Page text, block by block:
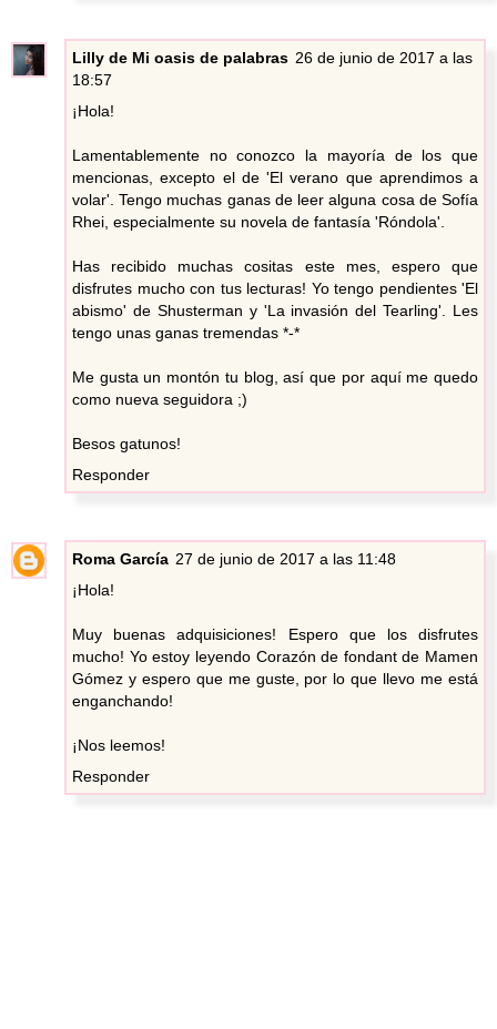
Lilly de Mi oasis de palabras 26 de junio de 2017 a las
18:57
¡Hola!
Lamentablemente no conozco la mayoría de los que
mencionas, excepto el de 'El verano que aprendimos a
volar'. Tengo muchas ganas de leer alguna cosa de Sofía
Rhei, especialmente su novela de fantasía 'Róndola'.
Has recibido muchas cositas este mes, espero que
disfrutes mucho con tus lecturas! Yo tengo pendientes 'El
abismo' de Shusterman y 'La invasión del Tearling'. Les
tengo unas ganas tremendas *-*
Me gusta un montón tu blog, así que por aquí me quedo
como nueva seguidora ;)
Besos gatunos!
Responder
Roma García 27 de junio de 2017 a las 11:48
¡Hola!
Muy buenas adquisiciones! Espero que los disfrutes
mucho! Yo estoy leyendo Corazón de fondant de Mamen
Gómez y espero que me guste, por lo que llevo me está
enganchando!
¡Nos leemos!
Responder